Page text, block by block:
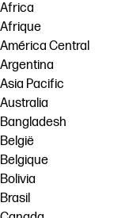
Africa
Afrique
América Central
Argentina
Asia Pacific
Australia
Bangladesh
België
Belgique
Bolivia
Brasil